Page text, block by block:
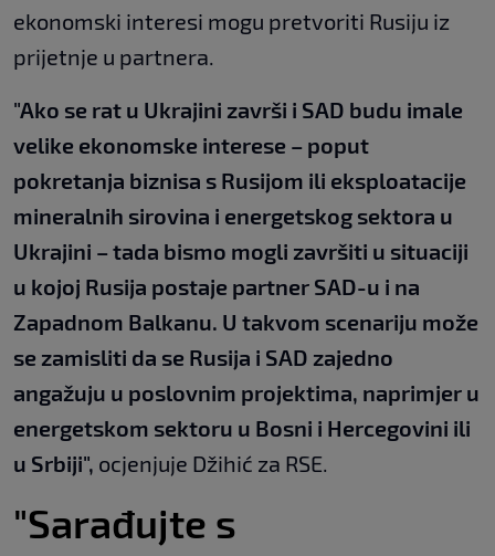
ekonomski interesi mogu pretvoriti Rusiju iz
prijetnje u partnera.
"Ako se rat u Ukrajini završi i SAD budu imale
velike ekonomske interese – poput
pokretanja biznisa s Rusijom ili eksploatacije
mineralnih sirovina i energetskog sektora u
Ukrajini – tada bismo mogli završiti u situaciji
u kojoj Rusija postaje partner SAD-u i na
Zapadnom Balkanu. U takvom scenariju može
se zamisliti da se Rusija i SAD zajedno
angažuju u poslovnim projektima, naprimjer u
energetskom sektoru u Bosni i Hercegovini ili
u Srbiji", ocjenjuje Džihić za RSE.
"Sarađujte s